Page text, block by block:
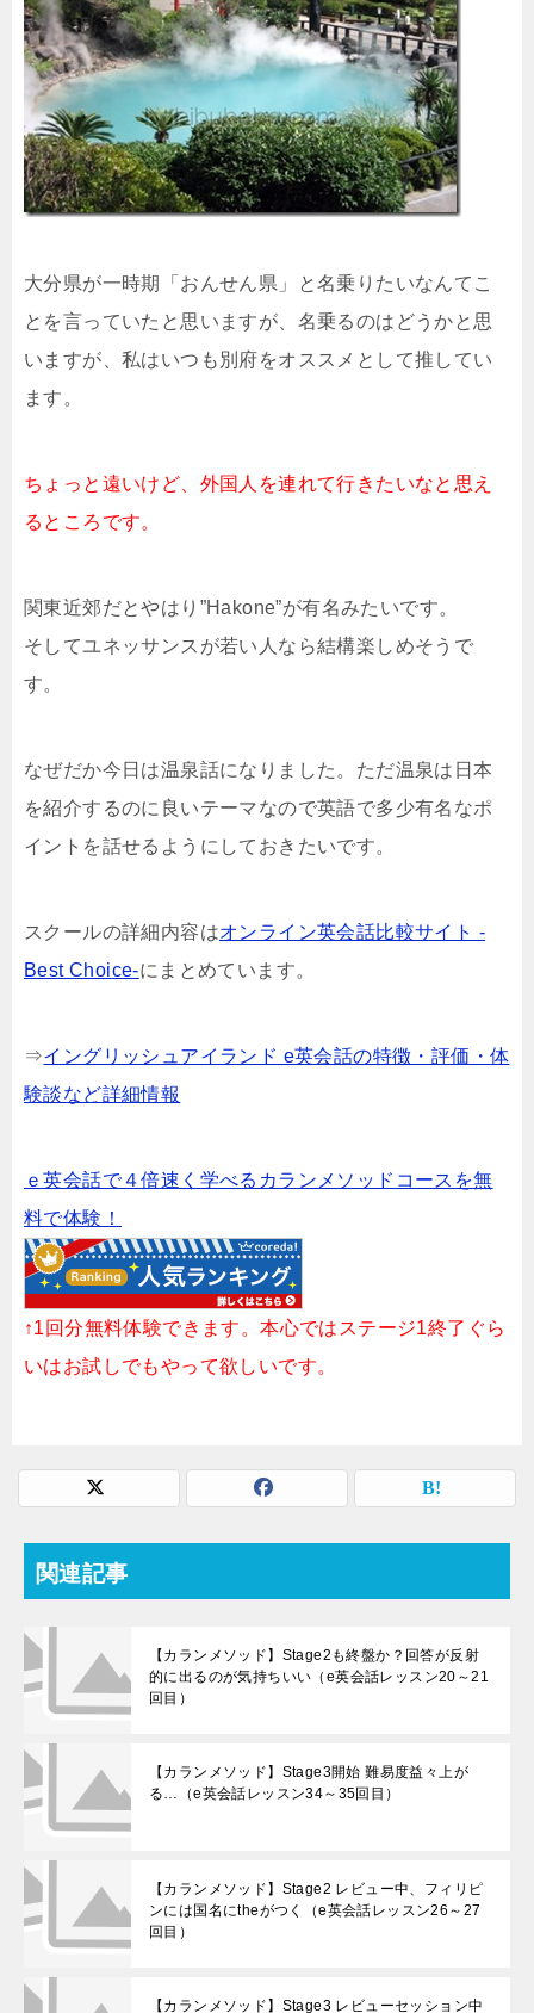
大分県が一時期「おんせん県」と名乗りたいなんてこ
とを言っていたと思いますが、名乗るのはどうかと思
いますが、私はいつも別府をオススメとして推してい
ます。
ちょっと遠いけど、外国人を連れて行きたいなと思え
るところです。
関東近郊だとやはり”Hakone”が有名みたいです。
そしてユネッサンスが若い人なら結構楽しめそうで
す。
なぜだか今日は温泉話になりました。ただ温泉は日本
を紹介するのに良いテーマなので英語で多少有名なポ
イントを話せるようにしておきたいです。
スクールの詳細内容はオンライン英会話比較サイト -
Best Choice-にまとめています。
⇒イングリッシュアイランド e英会話の特徴・評価・体
験談など詳細情報
ｅ英会話で４倍速く学べるカランメソッドコースを無
料で体験！
↑1回分無料体験できます。本心ではステージ1終了ぐら
いはお試しでもやって欲しいです。
関連記事
【カランメソッド】Stage2も終盤か？回答が反射
的に出るのが気持ちいい（e英会話レッスン20～21
回目）
【カランメソッド】Stage3開始 難易度益々上が
る…（e英会話レッスン34～35回目）
【カランメソッド】Stage2 レビュー中、フィリピ
ンには国名にtheがつく（e英会話レッスン26～27
回目）
【カランメソッド】Stage3 レビューセッション中